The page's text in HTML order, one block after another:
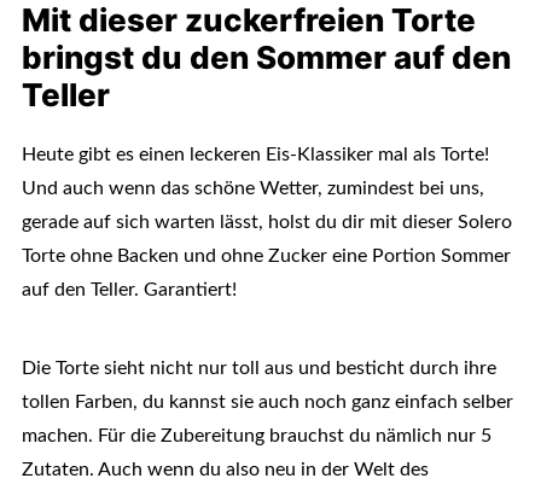
Mit dieser zuckerfreien Torte
bringst du den Sommer auf den
Teller
Heute gibt es einen leckeren Eis-Klassiker mal als Torte!
Und auch wenn das schöne Wetter, zumindest bei uns,
gerade auf sich warten lässt, holst du dir mit dieser Solero
Torte ohne Backen und ohne Zucker eine Portion Sommer
auf den Teller. Garantiert!
Die Torte sieht nicht nur toll aus und besticht durch ihre
tollen Farben, du kannst sie auch noch ganz einfach selber
machen. Für die Zubereitung brauchst du nämlich nur 5
Zutaten. Auch wenn du also neu in der Welt des